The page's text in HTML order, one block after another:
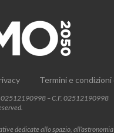
Termini e condizioni
02512190998 – C.F. 02512190998
dedicate allo spazio,